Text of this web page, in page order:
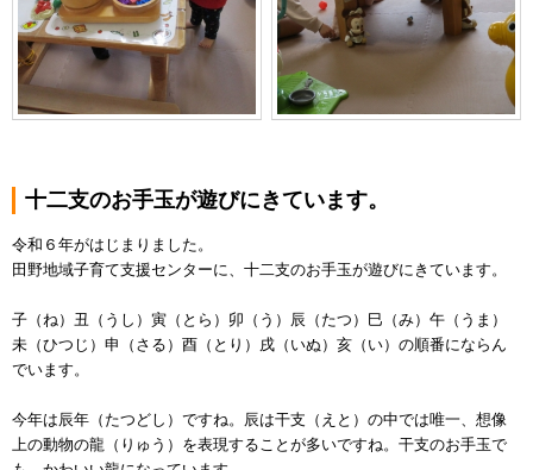
十二支のお手玉が遊びにきています。
令和６年がはじまりました。
田野地域子育て支援センターに、十二支のお手玉が遊びにきています。
子（ね）丑（うし）寅（とら）卯（う）辰（たつ）巳（み）午（うま）
未（ひつじ）申（さる）酉（とり）戌（いぬ）亥（い）の順番にならん
でいます。
今年は辰年（たつどし）ですね。辰は干支（えと）の中では唯一、想像
上の動物の龍（りゅう）を表現することが多いですね。干支のお手玉で